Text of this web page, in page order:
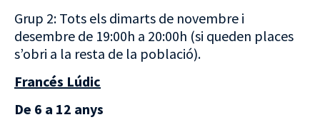
Grup 2: Tots els dimarts de novembre i
desembre de 19:00h a 20:00h (si queden places
s’obri a la resta de la població).
Francés Lúdic
De 6 a 12 anys